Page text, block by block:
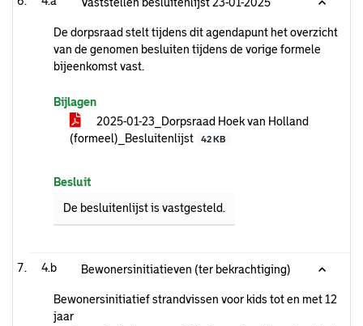
De dorpsraad stelt tijdens dit agendapunt het overzicht
van de genomen besluiten tijdens de vorige formele
bijeenkomst vast.
Bijlagen
2025-01-23_Dorpsraad Hoek van Holland
(formeel)_Besluitenlijst
42 KB
Besluit
De besluitenlijst is vastgesteld.
4.b Bewonersinitiatieven (ter bekrachtiging)
Bewonersinitiatief strandvissen voor kids tot en met 12
jaar